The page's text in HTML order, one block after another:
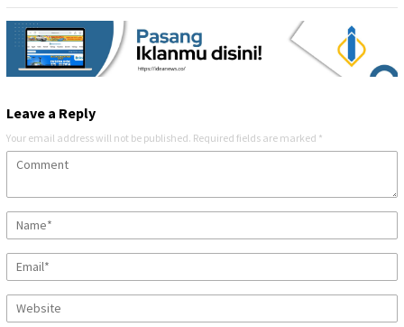
Leave a Reply
Your email address will not be published. Required fields are marked *